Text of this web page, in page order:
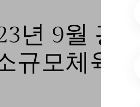
년 9월 광
규모체육